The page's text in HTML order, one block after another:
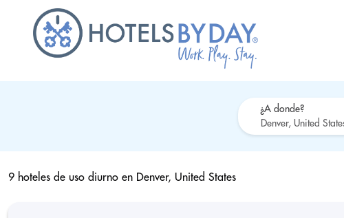
¿A donde?
9 hoteles de uso diurno en Denver, United States